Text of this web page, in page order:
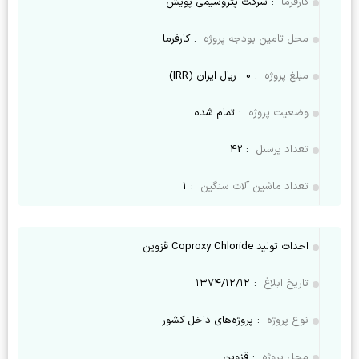
محل تامین بودجه پروژه : کارفرما
مبلغ پروژه :
0 ریال ایران (IRR)
وضعیت پروژه : تمام شده
تعداد پرسنل :
42
تعداد ماشین آلات سنگین :
1
احداث تولید Coproxy Chloride قزوین
تاریخ ابلاغ : ۱۳۷۴/۱۲/۱۲
نوع پروژه : پروژه‌های داخل کشور